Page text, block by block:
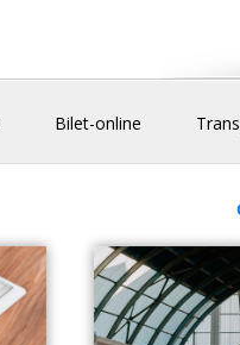
Bilet-online